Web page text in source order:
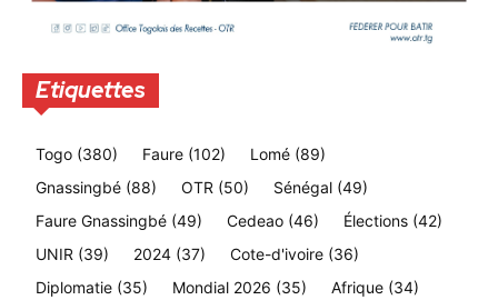
Etiquettes
Togo (380) Faure (102) Lomé (89)
Gnassingbé (88) OTR (50) Sénégal (49)
Faure Gnassingbé (49) Cedeao (46) Élections (42)
UNIR (39) 2024 (37) Cote-d'ivoire (36)
Diplomatie (35) Mondial 2026 (35) Afrique (34)